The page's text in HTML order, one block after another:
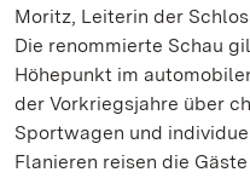
Moritz, Leiterin der
Die renommierte Schau
Höhepunkt im
der Vorkriegsjahre über
Sportwagen und
Flanieren reisen die